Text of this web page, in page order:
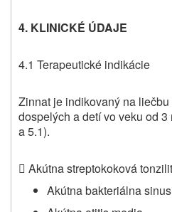
4. KLINICKÉ ÚDAJE
4.1 Terapeutické indikácie
Zinnat je indikovaný na
dospelých a detí vo veku od
a 5.1).
 Akútna streptokoková
Akútna bakteriálna